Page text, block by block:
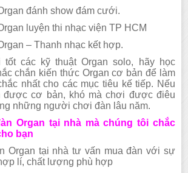
đánh show đám cưới.
luyện thi nhạc viện TP HCM
– Thanh nhạc kết hợp.
tốt các kỹ thuật Organ solo, hãy học
chắn kiến thức Organ cơ bản để làm
nhất cho các mục tiêu kế tiếp. Nếu
được cơ bản, khó mà chơi được điêu
những người chơi đàn lâu năm.
Organ tại nhà mà chúng tôi chắc
bạn
Organ tại nhà tư vấn mua đàn với sự
lí, chất lượng phù hợp